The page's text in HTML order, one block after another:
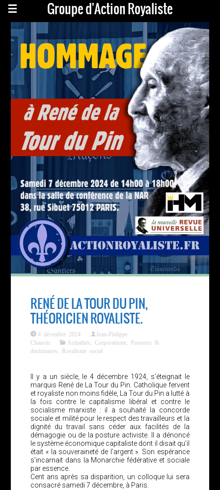
Groupe d'Action Royaliste
RENÉ DE LA TOUR DU PIN,
THÉORICIEN ROYALISTE.
4 décembre 2024
Jean-Philippe
Chauvin
Actualités ,Corporatisme
Penseurs &
doctrinaires
Royalisme social
Il y a un siècle, le 4 décembre 1924, s’éteignait le
marquis René de La Tour du Pin. Catholique fervent
et royaliste non moins fidèle, La Tour du Pin a lutté à
la fois contre le capitalisme libéral et contre le
socialisme marxiste : il a souhaité la concorde
sociale et milité pour le respect des travailleurs et la
dignité du travail sans céder aux facilités de la
démagogie ou de la posture activiste. Il a dénoncé
le système économique capitaliste dont il disait qu’il
était « la souveraineté de l’argent ». Son espérance
s’incarnait dans la Monarchie fédérative et sociale
par essence.
Cent ans après sa disparition, un colloque lui sera
consacré samedi 7 décembre, à Paris.